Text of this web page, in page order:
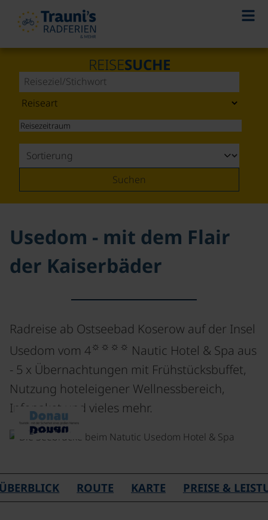
REISESUCHE
Suchen
Usedom - mit dem Flair
der Kaiserbäder
Radreise ab Ostseebad Koserow auf der Insel
Usedom vom 4☼☼☼☼ Nautic Hotel & Spa aus
- 5 x Übernachtungen mit Frühstücksbuffet,
Nutzung hoteleigener Wellnessbereich,
Infopaket und vieles mehr.
ROUTE KARTE PREISE &